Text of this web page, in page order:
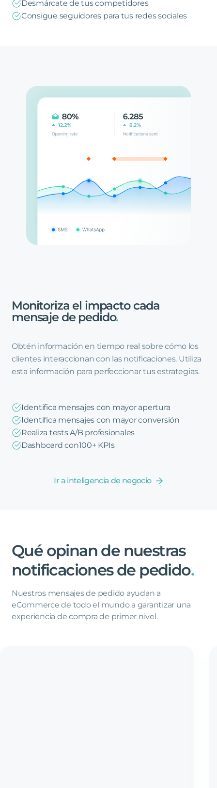
Desmárcate de tus competidores
Consigue seguidores para tus redes sociales
Monitoriza el impacto cada
mensaje de pedido.
Obtén información en tiempo real sobre cómo los
clientes interaccionan con las notificaciones. Utiliza
esta información para perfeccionar tus estrategias.
Identifica mensajes con mayor apertura
Identifica mensajes con mayor conversión
Realiza tests A/B profesionales
Dashboard con100+ KPIs
Ir a inteligencia de negocio
Qué opinan de nuestras
notificaciones de pedido.
Nuestros mensajes de pedido ayudan a
eCommerce de todo el mundo a garantizar una
experiencia de compra de primer nivel.